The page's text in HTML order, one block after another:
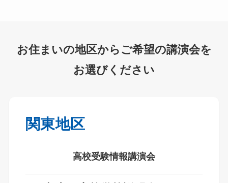
お住まいの地区からご希望の講演会を
お選びください
関東地区
高校受験情報講演会